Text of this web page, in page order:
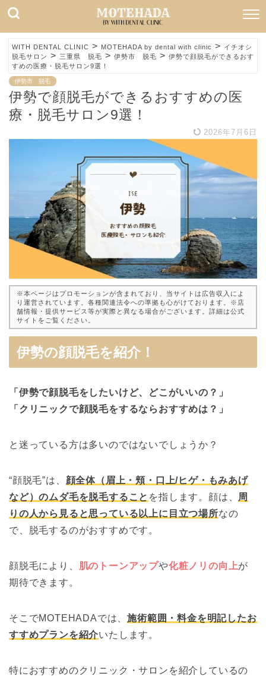
WITH DENTAL CLINIC > MOTEHADA by dental with clinic > イチオシ
脱毛サロン > 三重県 脱毛 > 伊勢市 脱毛 > 伊勢で顔脱毛ができるおす
すめの医療・脱毛サロン9選！
伊勢市 脱毛
伊勢で顔脱毛ができるおすすめの医
療・脱毛サロン9選！
2026年7月6日
※本ページはプロモーションが含まれており、当サイトは広告収入によ
り運営されています。各種関連法令への準拠も心がけております。※店
舗情報・提供サービス等が実際と異なる場合がございます。詳細は公式
サイトをご覧ください。
伊勢の顔脱毛を紹介！
「伊勢で顔脱毛をしたいけど、どこがいいの？」
「クリニックで顔脱毛をするならおすすめは？」
と迷っている方は多いのではないでしょうか？
“顔脱毛”は、 顔全体（眉上・頬・口上/ヒゲ・もみあげ
など）のムダ毛を脱毛すること を指します。顔は、 周
りの人から見ると思っている以上に目立つ場所なの
で、脱毛するのがおすすめです。
顔脱毛により、 肌のトーンアップや化粧ノリの向上が
期待できます。
そこでMOTEHADAでは、施術範囲・料金を明記したお
すすめプランを紹介いたします。
特におすすめのクリニック・サロンを紹介しているの